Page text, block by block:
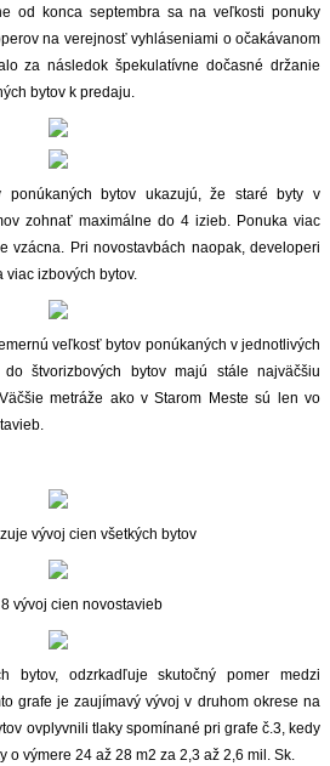
od konca septembra sa na veľkosti ponuky
na verejnosť vyhláseniami o očakávanom
za následok špekulatívne dočasné držanie
bytov k predaju.
bytov ukazujú, že staré byty v
zohnať maximálne do 4 izieb. Ponuka viac
vzácna. Pri novostavbách naopak, developeri
izbových bytov.
veľkosť bytov ponúkaných v jednotlivých
štvorizbových bytov majú stále najväčšiu
metráže ako v Starom Meste sú len vo
vývoj cien všetkých bytov
vývoj cien novostavieb
bytov, odzrkadľuje skutočný pomer medzi
grafe je zaujímavý vývoj v druhom okrese na
ovplyvnili tlaky spomínané pri grafe č.3, kedy
o výmere 24 až 28 m2 za 2,3 až 2,6 mil. Sk.